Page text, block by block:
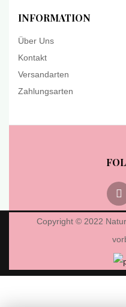
INFORMATION
Über Uns
Kontakt
Versandarten
Zahlungsarten
Copyright © 2022